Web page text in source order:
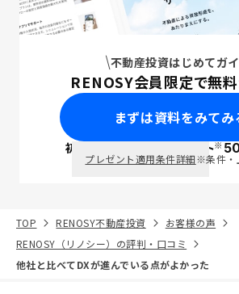
不動産投資はじめてガ
RENOSY会員限定で無料
まずは資料をみてみ
初回面談で ポイント※
プレゼント適用条件詳細※条件・
TOP RENOSY不動産投資
お客様の声
RENOSY（リノシー）の評判・口コミ
他社と比べてDXが進んでいる点がよかった